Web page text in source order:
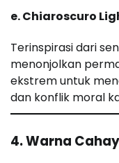
e. Chiaroscuro
Terinspirasi dari
menonjolkan
ekstrem untuk
dan konflik moral
4. Warna